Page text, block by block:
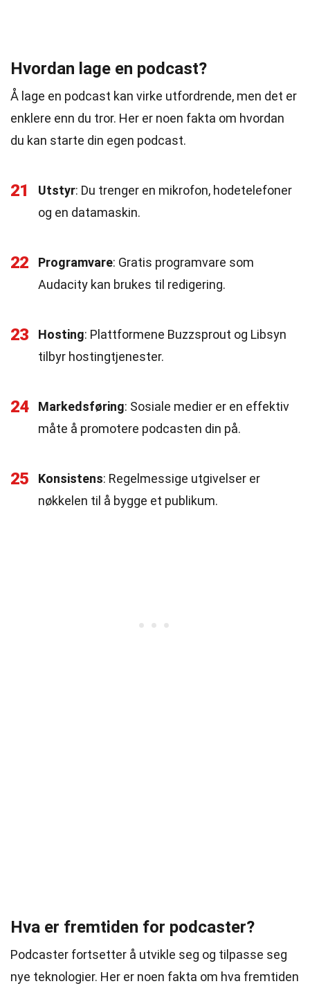
Hvordan lage en podcast?
Å lage en podcast kan virke utfordrende, men det er
enklere enn du tror. Her er noen fakta om hvordan
du kan starte din egen podcast.
21 Utstyr: Du trenger en mikrofon, hodetelefoner
og en datamaskin.
22 Programvare: Gratis programvare som
Audacity kan brukes til redigering.
23 Hosting: Plattformene Buzzsprout og Libsyn
tilbyr hostingtjenester.
24 Markedsføring: Sosiale medier er en effektiv
måte å promotere podcasten din på.
25 Konsistens: Regelmessige utgivelser er
nøkkelen til å bygge et publikum.
Hva er fremtiden for podcaster?
Podcaster fortsetter å utvikle seg og tilpasse seg
nye teknologier. Her er noen fakta om hva fremtiden